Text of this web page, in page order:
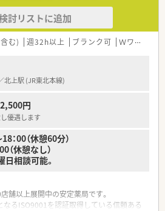
討リストに追加
む) 週32h以上 ブランク可 Ｗワーク可
北上駅 (JR東北本線)
円
優遇します
：00（休憩60分）
（休憩なし）
相談可能。
舗以上展開中の安定薬局です。
なるISO9001を認証取得している信頼ある